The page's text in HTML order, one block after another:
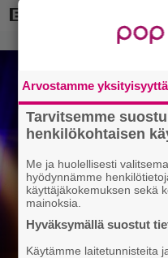
Arvostamme
Tarvitsemme
henkilökohtaisen
Me ja huolellisesti
hyödynnämme
käyttäjäkokemuksen sekä
mainoksia.
Hyväksymällä suostut
Käytämme laitetunnisteita